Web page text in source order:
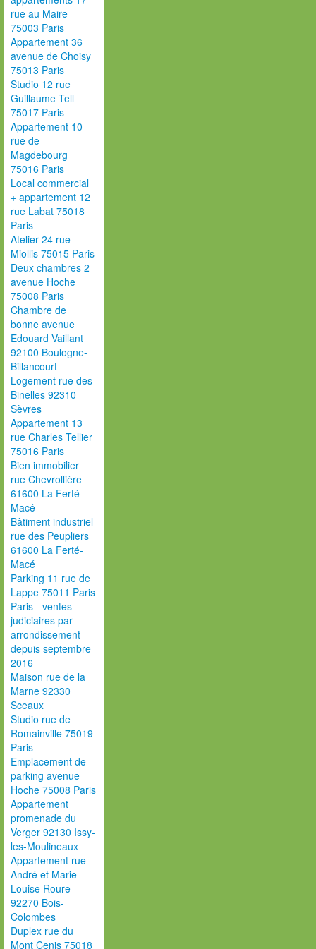
rue au Maire
75003 Paris
Appartement 36
avenue de Choisy
75013 Paris
Studio 12 rue
Guillaume Tell
75017 Paris
Appartement 10
rue de
Magdebourg
75016 Paris
Local commercial
+ appartement 12
rue Labat 75018
Paris
Atelier 24 rue
Miollis 75015 Paris
Deux chambres 2
avenue Hoche
75008 Paris
Chambre de
bonne avenue
Edouard Vaillant
92100 Boulogne-
Billancourt
Logement rue des
Binelles 92310
Sèvres
Appartement 13
rue Charles Tellier
75016 Paris
Bien immobilier
rue Chevrollière
61600 La Ferté-
Macé
Bâtiment industriel
rue des Peupliers
61600 La Ferté-
Macé
Parking 11 rue de
Lappe 75011 Paris
Paris - ventes
judiciaires par
arrondissement
depuis septembre
2016
Maison rue de la
Marne 92330
Sceaux
Studio rue de
Romainville 75019
Paris
Emplacement de
parking avenue
Hoche 75008 Paris
Appartement
promenade du
Verger 92130 Issy-
les-Moulineaux
Appartement rue
André et Marie-
Louise Roure
92270 Bois-
Colombes
Duplex rue du
Mont Cenis 75018